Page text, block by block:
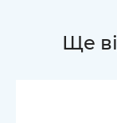
Ще